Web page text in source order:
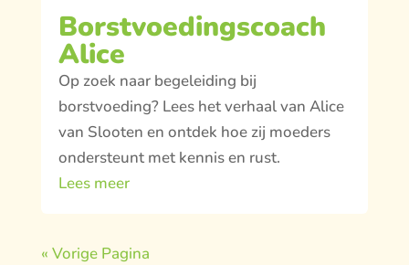
Borstvoedingscoach
Alice
Op zoek naar begeleiding bij
borstvoeding? Lees het verhaal van Alice
van Slooten en ontdek hoe zij moeders
ondersteunt met kennis en rust.
Lees meer
« Vorige Pagina